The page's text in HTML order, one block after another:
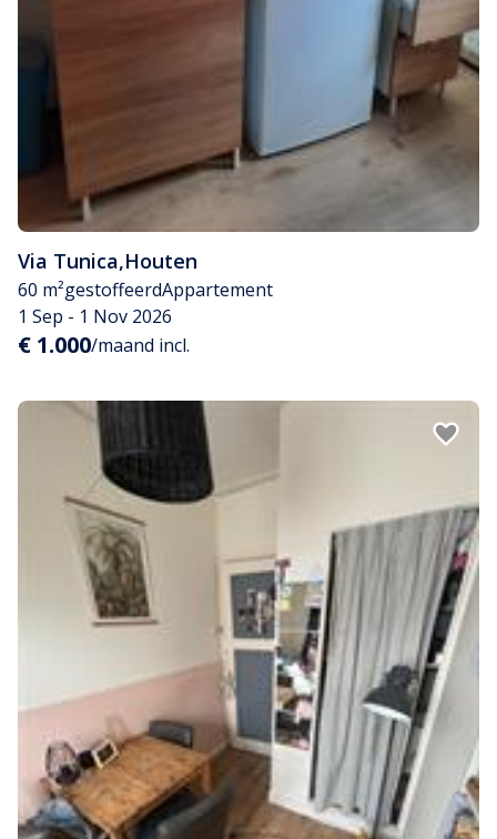
Via Tunica,Houten
60 m²gestoffeerdAppartement
1 Sep - 1 Nov 2026
€ 1.000/maand incl.